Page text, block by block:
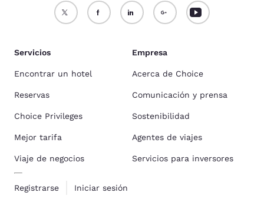
Servicios
Encontrar un hotel
Reservas
Choice Privileges
Mejor tarifa
Viaje de negocios
Registrarse Iniciar sesión
Empresa
Acerca de Choice
Comunicación y prensa
Sostenibilidad
Agentes de viajes
Servicios para inversores